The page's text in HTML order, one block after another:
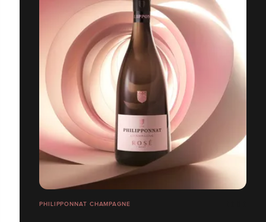
PHILIPPONNAT CHAMPAGNE